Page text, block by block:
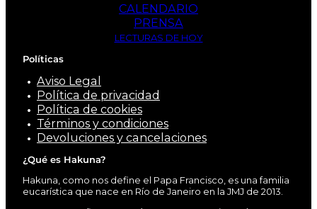
CALENDARIO
PRENSA
LECTURAS DE HOY
Políticas
Aviso Legal
Política de privacidad
Política de cookies
Términos y condiciones
Devoluciones y cancelaciones
¿Qué es Hakuna?
Hakuna, como nos define el Papa Francisco, es una familia
eucarística que nace en Río de Janeiro en la JMJ de 2013.